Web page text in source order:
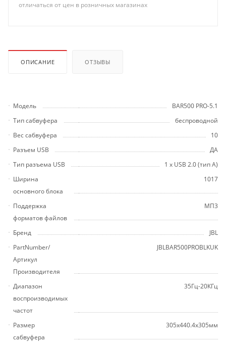
отличаться от цен в розничных магазинах
ОПИСАНИЕ ОТЗЫВЫ
Модель
BAR500 PRO-5.1
Тип сабвуфера
беспроводной
Вес сабвуфера
10
Разъем USB
ДА
Тип разъема USB
1 х USB 2.0 (тип A)
Ширина
основного блока
1017
Поддержка
форматов файлов
МП3
Бренд
JBL
PartNumber/
Артикул
Производителя
JBLBAR500PROBLKUK
Диапазон
воспроизводимых
частот
35Гц-20КГц
Размер
сабвуфера
305x440.4x305мм